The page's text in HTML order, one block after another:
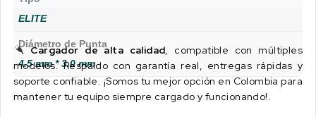
ELITE
Diámetro de Punta
4.5 mm * 3.0 mm
Cargador de alta calidad, compatible con múltiples
modelos. Respaldo con garantía real, entregas rápidas y
soporte confiable. ¡Somos tu mejor opción en Colombia para
mantener tu equipo siempre cargado y funcionando!.